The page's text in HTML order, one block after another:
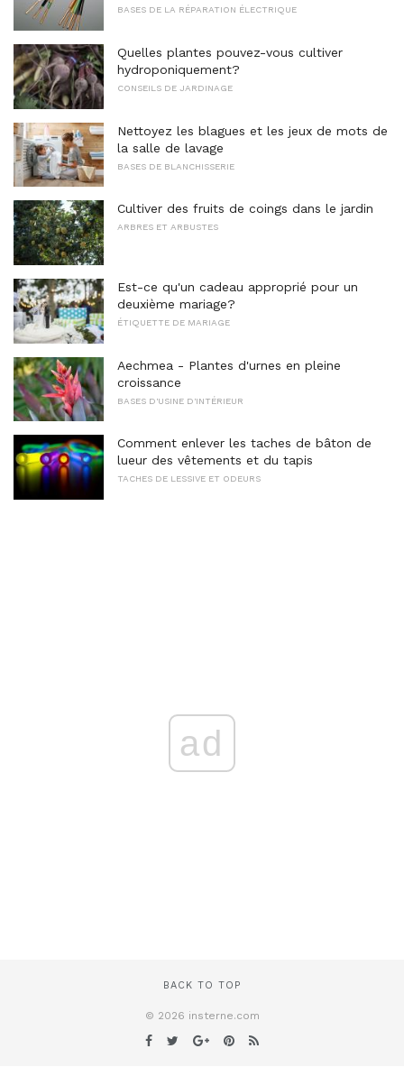
BASES DE LA RÉPARATION ÉLECTRIQUE
Quelles plantes pouvez-vous cultiver
hydroponiquement?
CONSEILS DE JARDINAGE
Nettoyez les blagues et les jeux de mots de
la salle de lavage
BASES DE BLANCHISSERIE
Cultiver des fruits de coings dans le jardin
ARBRES ET ARBUSTES
Est-ce qu'un cadeau approprié pour un
deuxième mariage?
ÉTIQUETTE DE MARIAGE
Aechmea - Plantes d'urnes en pleine
croissance
BASES D'USINE D'INTÉRIEUR
Comment enlever les taches de bâton de
lueur des vêtements et du tapis
TACHES DE LESSIVE ET ODEURS
ad
BACK TO TOP
© 2026 insterne.com